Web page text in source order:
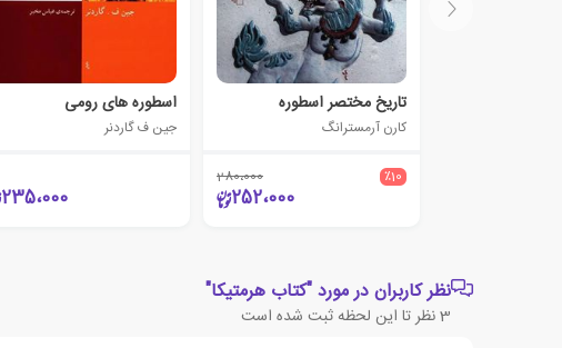
تاریخ مختصر اسطوره
کارن آرمسترانگ
٪10 280،000
252،000
اسطوره های رومی
جین ف گاردنر
235،000
نظر کاربران در مورد "کتاب هرمتیکا"
3نظر تا این لحظه ثبت شده است